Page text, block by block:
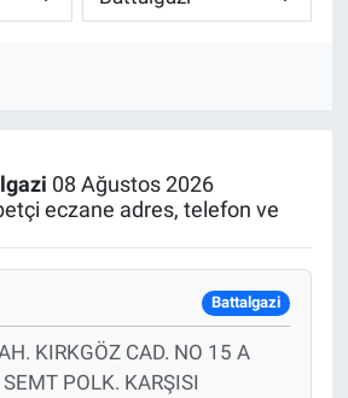
08 Ağustos 2026
eczane adres, telefon ve
Battalgazi
KIRKGÖZ CAD. NO 15 A
POLK. KARŞISI